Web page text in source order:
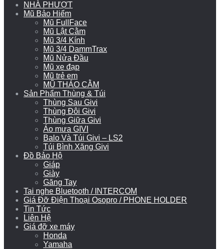
NHÀ PHƯỢT
Mũ Bảo Hiểm
Mũ FullFace
Mũ Lật Cằm
Mũ 3/4 Kính
Mũ 3/4 DammTrax
Mũ Nửa Đầu
Mũ xe đạp
Mũ trẻ em
MŨ THÁO CẰM
Sản Phẩm Thùng & Túi
Thùng Sau Givi
Thùng Đôi Givi
Thùng Giữa Givi
Áo mưa GIVI
Balo Và Túi Givi – LS2
Túi Bình Xăng Givi
Đồ Bảo Hộ
Giáp
Giày
Găng Tay
Tai nghe Bluetooth / INTERCOM
Giá Đỡ Điện Thoại Osopro / PHONE HOLDER
Tin Tức
Liên Hệ
Giá đỡ xe máy
Honda
Yamaha